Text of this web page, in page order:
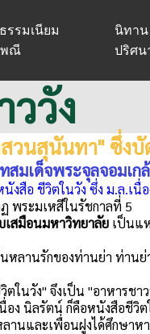
รรมเนียม
พณี
นิทา
ปริศน
ววัง
สวนสุนันทา" ซึ่
มเด็จพระจุลจอมเก
นังสือ ชีวิตในวัง ซึ่ง ม.ล.เ
พระมเหสีในรัชกาลที่ 5
เสมือนมหาวิทยาลัย เป็นแ
นรักของท่านย่า ท่านย่าเ
ในวัง" จึงเป็น "อาหารช
ลรัตน์ ก็คือหนังสือชีวิตใน
านและเพื่อนฝูงได้ศึกษาห